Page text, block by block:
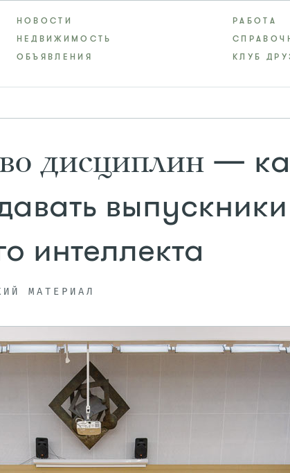
НОВОСТИ
РАБОТА
НЕДВИЖИМОСТЬ
ОБЪЯВЛЕНИЯ
КЛУБ
дисциплин —
интеллекта
МАТЕРИАЛ